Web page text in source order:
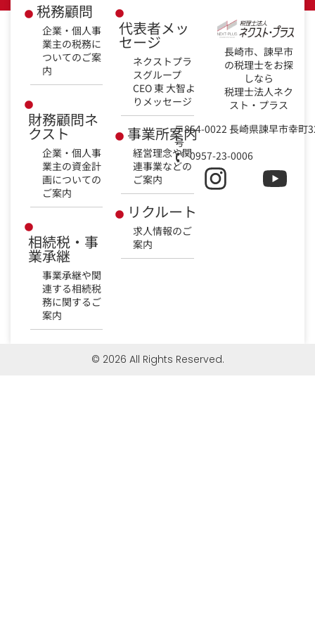
税務顧問
企業・個人事
業主の税務に
ついてのご案
内
財務顧問ネ
クスト
企業・個人事
業主の資金計
画についての
ご案内
相続税・事
業承継
事業承継や関
連する相続税
務に関するご
案内
代表者メッ
セージ
ネクストプラ
スグループ
CEO 東 大智よ
りメッセージ
事業所案内
経営理念や関
連事業などの
ご案内
リクルート
求人情報のご
案内
長崎市、諫早市
の税理士をお探
しなら
税理士法人ネク
スト・プラス
〒854-0022 長崎県諫早市幸町
号
0957-23-0006
© 2026 All Rights Reserved.